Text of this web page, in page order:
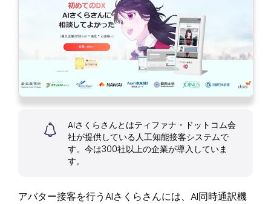
AIさくらさんとはティファナ・ドットコム会
社が提供している人工知能接客システムで
す。今は300社以上の企業が導入していま
す。
アバター接客を行うAIさくらさんには、AI同時通訳機